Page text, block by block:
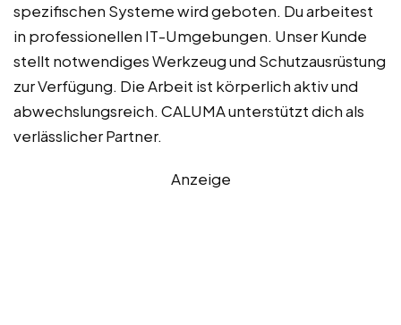
spezifischen Systeme wird geboten. Du arbeitest
in professionellen IT-Umgebungen. Unser Kunde
stellt notwendiges Werkzeug und Schutzausrüstung
zur Verfügung. Die Arbeit ist körperlich aktiv und
abwechslungsreich. CALUMA unterstützt dich als
verlässlicher Partner.
Anzeige